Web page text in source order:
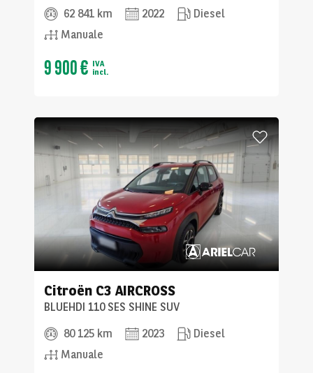
62 841 km 2022
Diesel
Manuale
9 900 € IVA
incl.
Citroën C3 AIRCROSS
BLUEHDI 110 SES SHINE SUV
80 125 km
2023
Diesel
Manuale